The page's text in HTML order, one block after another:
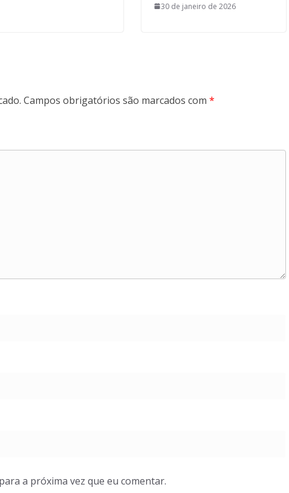
30 de janeiro de 2026
Campos obrigatórios são marcados com *
a próxima vez que eu comentar.